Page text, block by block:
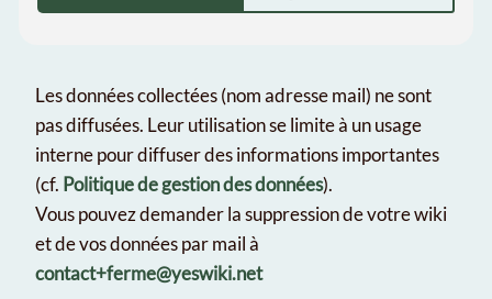
Les données collectées (nom adresse mail) ne sont
pas diffusées. Leur utilisation se limite à un usage
interne pour diffuser des informations importantes
(cf. Politique de gestion des données).
Vous pouvez demander la suppression de votre wiki
et de vos données par mail à
contact+ferme@yeswiki.net